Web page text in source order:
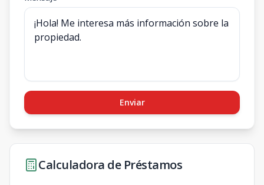
Enviar
Calculadora de Préstamos